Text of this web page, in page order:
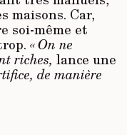
maisons. Car,
soi-même et
« On ne
riches, lance une
de manière